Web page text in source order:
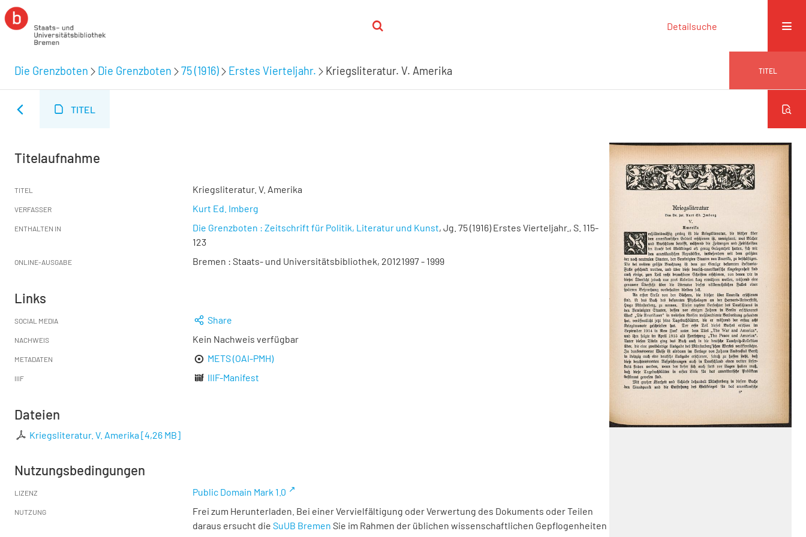
Detailsuche
Die Grenzboten Die Grenzboten 75 (1916) Erstes Vierteljahr. Kriegsliteratur. V. Amerika TITEL
TITEL
Titelaufnahme
TITEL Kriegsliteratur. V. Amerika
VERFASSER Kurt Ed. Imberg
ENTHALTEN IN Die Grenzboten : Zeitschrift für Politik, Literatur und Kunst, Jg. 75 (1916) Erstes Vierteljahr., S. 115-
123
ONLINE-AUSGABE Bremen : Staats- und Universitätsbibliothek, 20121997 - 1999
Links
SOCIAL MEDIA Share
NACHWEIS Kein Nachweis verfügbar
METADATEN METS (OAI-PMH)
IIIF IIIF-Manifest
Dateien
Kriegsliteratur. V. Amerika[4,26 MB]
Nutzungsbedingungen
LIZENZ Public Domain Mark 1.0
NUTZUNG
Frei zum Herunterladen. Bei einer Vervielfältigung oder Verwertung des Dokuments oder Teilen
daraus ersucht die SuUB Bremen Sie im Rahmen der üblichen wissenschaftlichen Gepflogenheiten